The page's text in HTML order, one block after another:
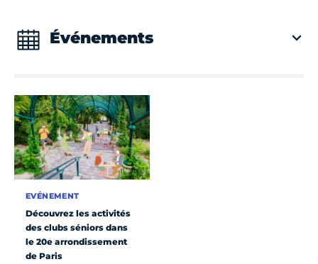
Événements
EVÉNEMENT
Découvrez les activités
des clubs séniors dans
le 20e arrondissement
de Paris